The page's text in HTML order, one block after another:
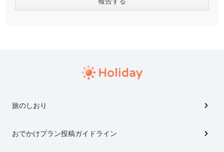
旅のしおり
おでかけプラン投稿ガイドライン